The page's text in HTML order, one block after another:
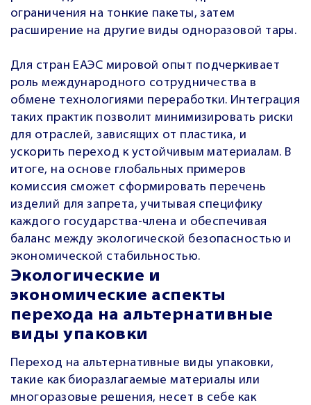
ограничения на тонкие пакеты, затем
расширение на другие виды одноразовой тары.
Для стран ЕАЭС мировой опыт подчеркивает
роль международного сотрудничества в
обмене технологиями переработки. Интеграция
таких практик позволит минимизировать риски
для отраслей, зависящих от пластика, и
ускорить переход к устойчивым материалам. В
итоге, на основе глобальных примеров
комиссия сможет сформировать перечень
изделий для запрета, учитывая специфику
каждого государства-члена и обеспечивая
баланс между экологической безопасностью и
экономической стабильностью.
Экологические и
экономические аспекты
перехода на альтернативные
виды упаковки
Переход на альтернативные виды упаковки,
такие как биоразлагаемые материалы или
многоразовые решения, несет в себе как